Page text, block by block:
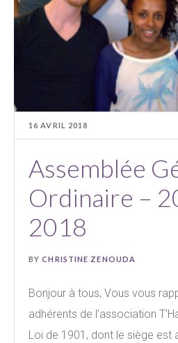
16 AVRIL 2018
Assemblée
Ordinaire –
2018
BYCHRISTINE ZENOUDA
Bonjour à tous, Vous vous
adhérents de l’association
Loi de 1901, dont le siège est